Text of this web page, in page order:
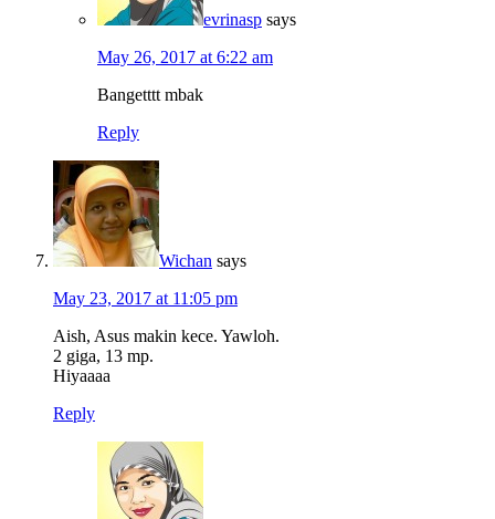
evrinasp says
May 26, 2017 at 6:22 am
Bangetttt mbak
Reply
Wichan says
May 23, 2017 at 11:05 pm
Aish, Asus makin kece. Yawloh.
2 giga, 13 mp.
Hiyaaaa
Reply